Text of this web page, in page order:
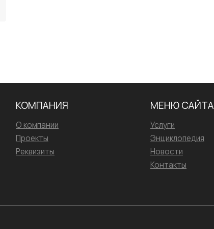
КОМПАНИЯ
О компании
Проекты
Реквизиты
МЕНЮ САЙТА
Услуги
Энциклопедия
Новости
Контакты